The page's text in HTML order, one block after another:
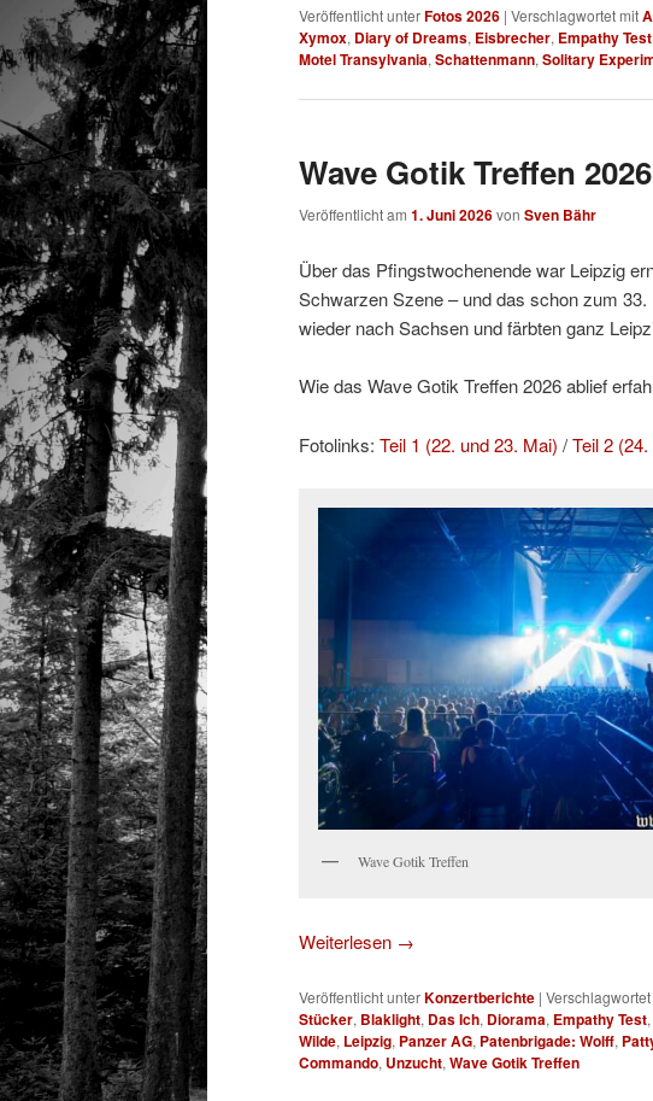
Veröffentlicht unterFotos 2026 | Verschlagwortet mit
Xymox, Diary of Dreams, Eisbrecher, Empathy Test
Motel Transylvania, Schattenmann, Solitary
Wave Gotik Treffen
Veröffentlicht am 1. Juni 2026von Sven Bähr
Über das Pfingstwochenende war Leipzig
Schwarzen Szene – und das schon zum
wieder nach Sachsen und färbten ganz
Wie das Wave Gotik Treffen 2026 ablief
Fotolinks: Teil 1 (22. und 23. Mai) /Teil 2
Wave Gotik Treffen
Weiterlesen →
Veröffentlicht unterKonzertberichte |
Stücker, Blaklight, Das Ich, Diorama, Empathy Test,
Wilde, Leipzig, Panzer AG, Patenbrigade: Wolff,
Commando, Unzucht, Wave Gotik Treffen